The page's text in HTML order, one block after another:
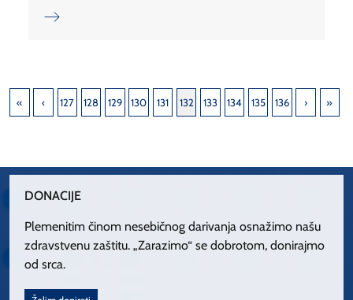
127 128 129 130 131 132 133 134 135 136
DONACIJE
Plemenitim činom nesebičnog darivanja osnažimo našu
zdravstvenu zaštitu. „Zarazimo“ se dobrotom, donirajmo
od srca.